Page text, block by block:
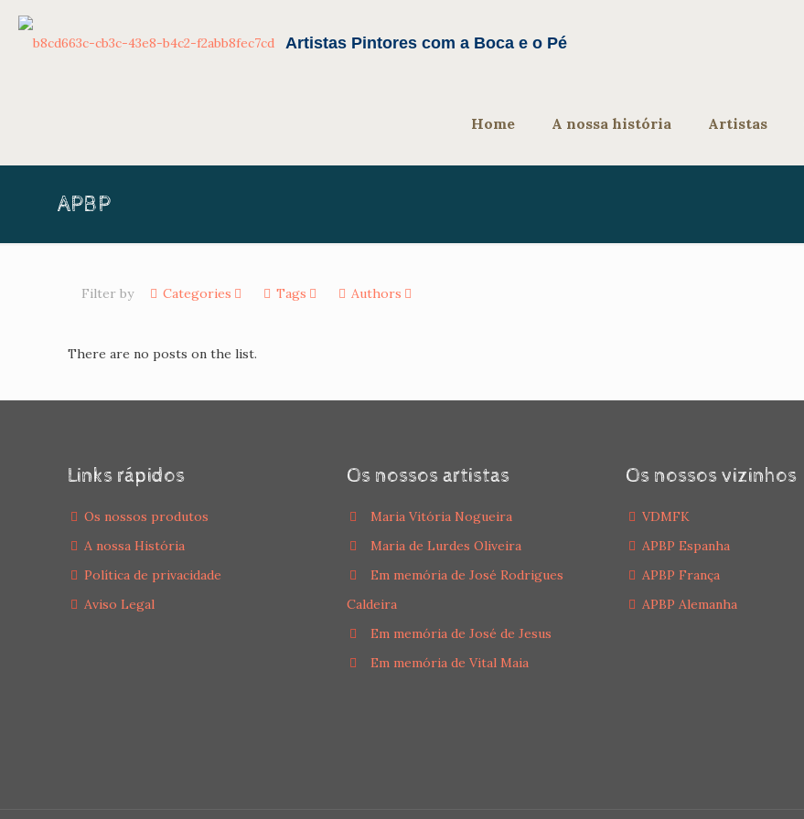
Home A nossa história Artistas
APBP
Filter by Categories Tags Authors
There are no posts on the list.
Links rápidos
Os nossos produtos
A nossa História
Política de privacidade
Aviso Legal
Os nossos artistas
Maria Vitória Nogueira
Maria de Lurdes Oliveira
Em memória de José Rodrigues
Caldeira
Em memória de José de Jesus
Em memória de Vital Maia
Os nossos vizinhos
VDMFK
APBP Espanha
APBP França
APBP Alemanha